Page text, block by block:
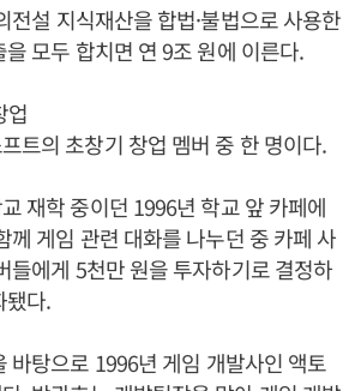
전설 지식재산을 합법·불법으로 사용한
모두 합치면 연 9조 원에 이른다.
업
트의 초창기 창업 멤버 중 한 명이다.
재학 중이던 1996년 학교 앞 카페에
께 게임 관련 대화를 나누던 중 카페 사
들에게 5천만 원을 투자하기로 결정하
됐다.
바탕으로 1996년 게임 개발사인 액토